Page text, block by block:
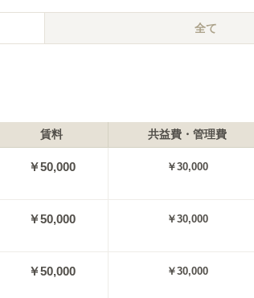
フカボリ記事
全て
賃料 共益費・管理費
￥50,000 ￥30,000
￥50,000 ￥30,000
￥50,000 ￥30,000